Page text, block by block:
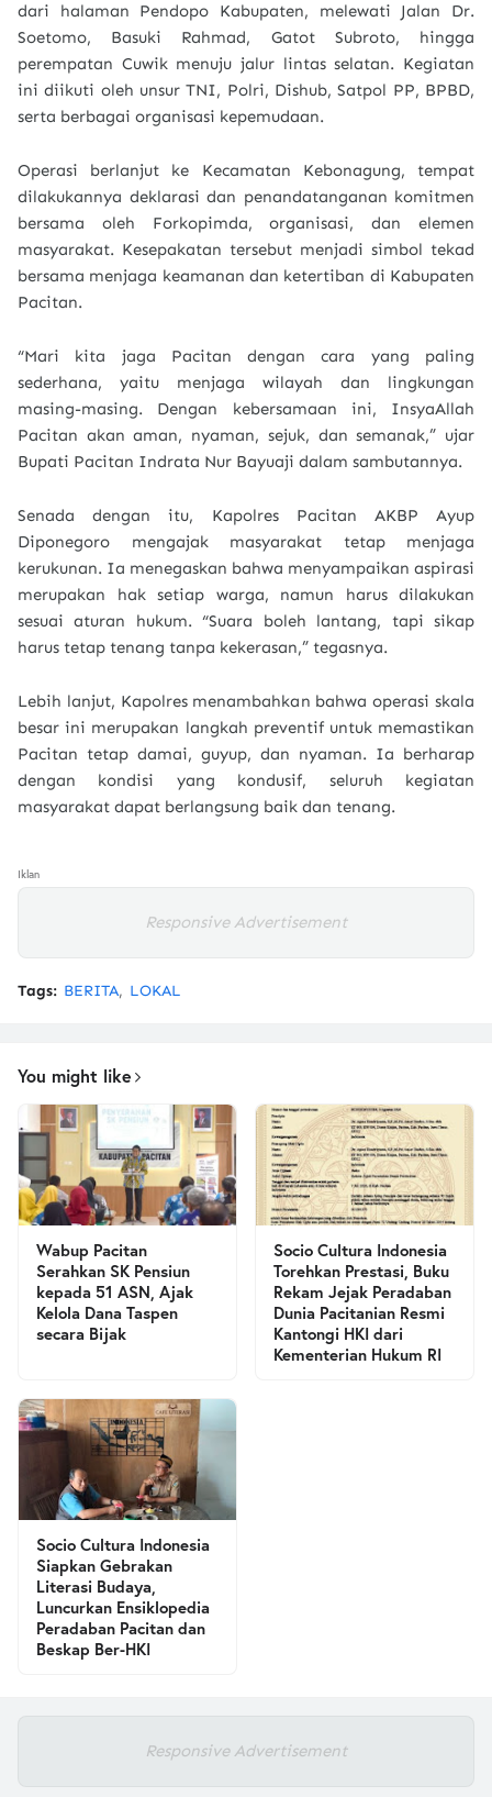
dari halaman Pendopo Kabupaten, melewati Jalan Dr.
Soetomo, Basuki Rahmad, Gatot Subroto, hingga
perempatan Cuwik menuju jalur lintas selatan. Kegiatan
ini diikuti oleh unsur TNI, Polri, Dishub, Satpol PP, BPBD,
serta berbagai organisasi kepemudaan.
Operasi berlanjut ke Kecamatan Kebonagung, tempat
dilakukannya deklarasi dan penandatanganan komitmen
bersama oleh Forkopimda, organisasi, dan elemen
masyarakat. Kesepakatan tersebut menjadi simbol tekad
bersama menjaga keamanan dan ketertiban di Kabupaten
Pacitan.
“Mari kita jaga Pacitan dengan cara yang paling
sederhana, yaitu menjaga wilayah dan lingkungan
masing-masing. Dengan kebersamaan ini, InsyaAllah
Pacitan akan aman, nyaman, sejuk, dan semanak,” ujar
Bupati Pacitan Indrata Nur Bayuaji dalam sambutannya.
Senada dengan itu, Kapolres Pacitan AKBP Ayup
Diponegoro mengajak masyarakat tetap menjaga
kerukunan. Ia menegaskan bahwa menyampaikan aspirasi
merupakan hak setiap warga, namun harus dilakukan
sesuai aturan hukum. “Suara boleh lantang, tapi sikap
harus tetap tenang tanpa kekerasan,” tegasnya.
Lebih lanjut, Kapolres menambahkan bahwa operasi skala
besar ini merupakan langkah preventif untuk memastikan
Pacitan tetap damai, guyup, dan nyaman. Ia berharap
dengan kondisi yang kondusif, seluruh kegiatan
masyarakat dapat berlangsung baik dan tenang.
Iklan
Responsive Advertisement
Tags: BERITA LOKAL
You might like
Wabup Pacitan
Serahkan SK Pensiun
kepada 51 ASN, Ajak
Kelola Dana Taspen
secara Bijak
Socio Cultura Indonesia
Torehkan Prestasi, Buku
Rekam Jejak Peradaban
Dunia Pacitanian Resmi
Kantongi HKI dari
Kementerian Hukum RI
Socio Cultura Indonesia
Siapkan Gebrakan
Literasi Budaya,
Luncurkan Ensiklopedia
Peradaban Pacitan dan
Beskap Ber-HKI
Responsive Advertisement